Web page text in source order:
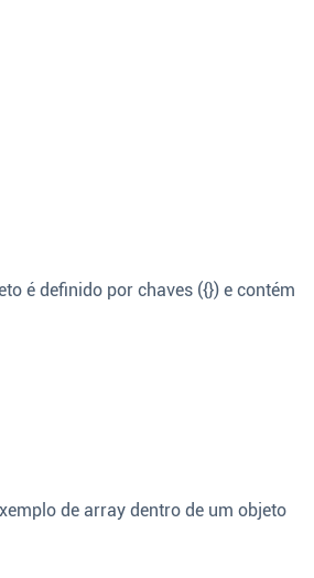
é definido por chaves ({}) e contém
de array dentro de um objeto